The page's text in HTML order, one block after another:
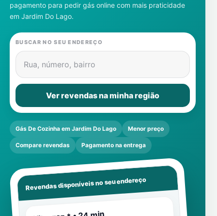
Cadastre-se
Gás
Contatos
pagamento para pedir gás online com mais praticidade
em Jardim Do Lago.
BUSCAR NO SEU ENDEREÇO
Rua, número, bairro
Ver revendas na minha região
Gás De Cozinha em Jardim Do Lago Menor preço
Compare revendas Pagamento na entrega
Revendas disponíveis no seu endereço